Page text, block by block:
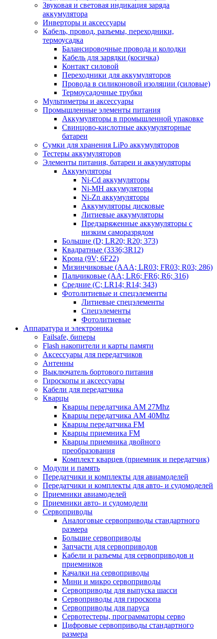
Звуковая и световая индикация заряда
аккумулятора
Инверторы и аксессуары
Кабель, провод, разъемы, переходники,
термоусадка
Балансировочные провода и колодки
Кабель для зарядки (косичка)
Контакт силовой
Переходники для аккумуляторов
Провода в силиконовой изоляции (силовые)
Термоусадочные трубки
Мультиметры и аксессуары
Промышленные элементы питания
Аккумуляторы в промышленной упаковке
Свинцово-кислотные аккумуляторные
батареи
Сумки для хранения LiPo аккумуляторов
Тестеры аккумуляторов
Элементы питания, батареи и аккумуляторы
Аккумуляторы
Ni-Cd аккумуляторы
Ni-MH аккумуляторы
Ni-Zn аккумуляторы
Аккумуляторы дисковые
Литиевые аккумуляторы
Предзаряженные аккумуляторы с
низким саморазрядом
Большие (D; LR20; R20; 373)
Квадратные (3336;3R12)
Крона (9V; 6F22)
Мизинчиковые (AAA; LR03; FR03; R03; 286)
Пальчиковые (AA; LR6; FR6; R6; 316)
Средние (C; LR14; R14; 343)
Фотолитиевые и спецэлементы
Литиевые спецэлементы
Спецэлементы
Фотолитиевые
Аппаратура и электроника
Failsafe, биперы
Flash накопители и карты памяти
Аксессуары для передатчиков
Антенны
Выключатель бортового питания
Гироскопы и аксессуары
Кабели для передатчика
Кварцы
Кварцы передатчика AM 27Mhz
Кварцы передатчика AM 40Mhz
Кварцы передатчика FM
Кварцы приемника FM
Кварцы приемника двойного
преобразования
Комплект кварцев (приемник и передатчик)
Модули и память
Передатчики и комплекты для авиамоделей
Передатчики и комплекты для авто- и судомоделей
Приемники авиамоделей
Приемники авто- и судомодели
Сервоприводы
Аналоговые сервоприводы стандартного
размера
Большие сервоприводы
Запчасти для сервоприводов
Кабели и разъемы для сервоприводов и
приемников
Качалки на сервоприводы
Мини и микро сервоприводы
Сервоприводы для выпуска шасси
Сервоприводы для гироскопа
Сервоприводы для паруса
Сервотестеры, программаторы серво
Цифровые сервоприводы стандартного
размера